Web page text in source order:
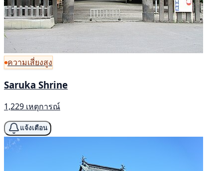
ความเสี่ยงสูง
Saruka Shrine
1,229 เหตุการณ์
แจ้งเตือน